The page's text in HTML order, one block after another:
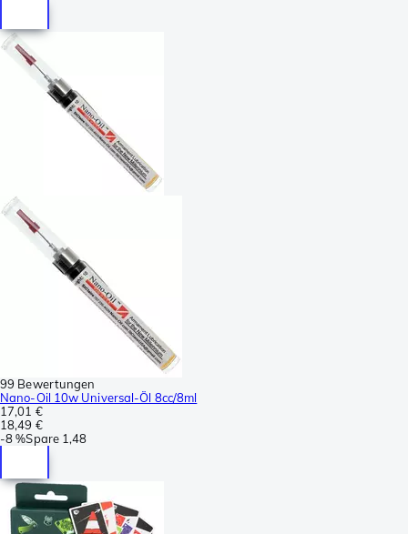
99 Bewertungen
Nano-Oil 10w Universal-Öl 8cc/8ml
17,01 €
18,49 €
-8 %Spare 1,48